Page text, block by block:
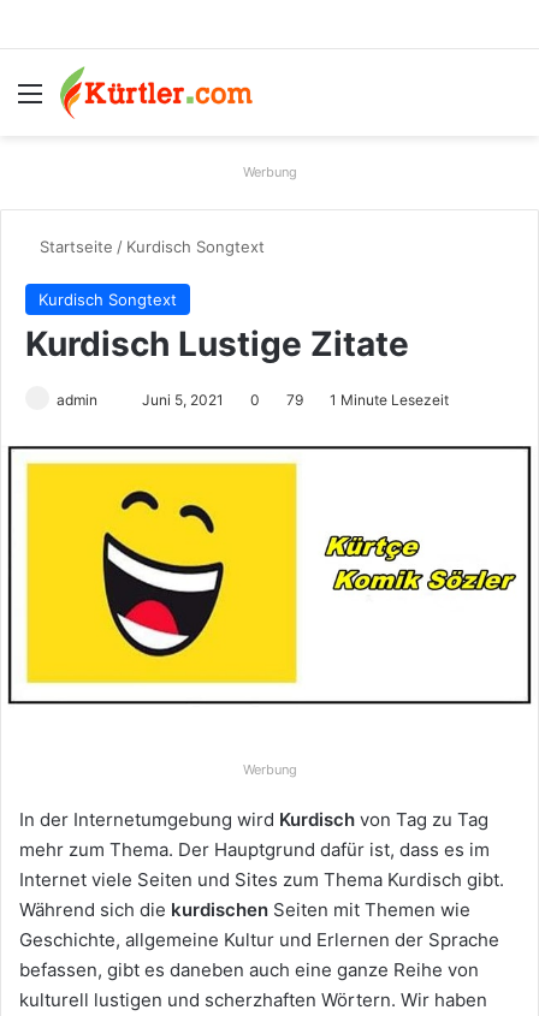
Menü
Werbung
Startseite / Kurdisch Songtext
Kurdisch Songtext
Kurdisch Lustige Zitate
admin
Sende
eine
Mail
Juni 5, 2021 0 79 1 Minute Lesezeit
Werbung
In der Internetumgebung wird Kurdisch von Tag zu Tag
mehr zum Thema. Der Hauptgrund dafür ist, dass es im
Internet viele Seiten und Sites zum Thema Kurdisch gibt.
Während sich die kurdischen Seiten mit Themen wie
Geschichte, allgemeine Kultur und Erlernen der Sprache
befassen, gibt es daneben auch eine ganze Reihe von
kulturell lustigen und scherzhaften Wörtern. Wir haben